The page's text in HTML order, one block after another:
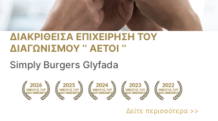
ΔΙΑΚΡΙΘΕΙΣΑ ΕΠΙΧΕΙΡΗΣΗ ΤΟΥ
ΔΙΑΓΩΝΙΣΜΟΥ ‘’ ΑΕΤΟΙ ‘’
Simply Burgers Glyfada
Δείτε περισσότερα >>